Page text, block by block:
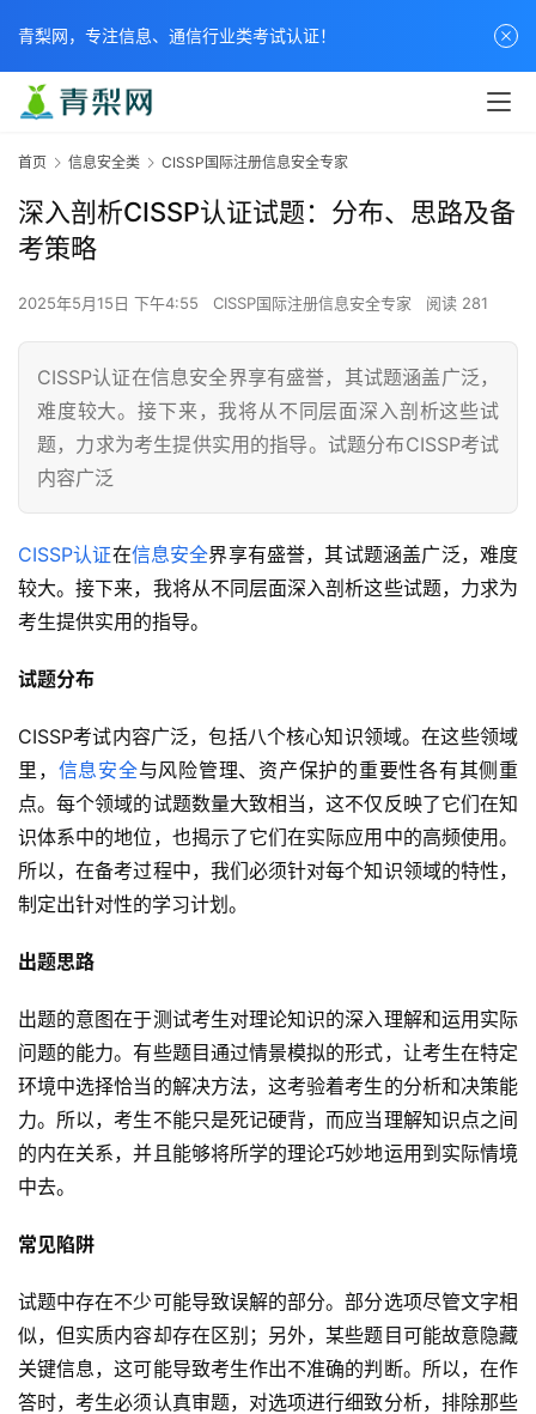
首页 信息安全类 CISSP国际注册信息安全专家
深入剖析CISSP认证试题：分布、思路及备
考策略
2025年5月15日 下午4:55 CISSP国际注册信息安全专家 阅读 281
CISSP认证在信息安全界享有盛誉，其试题涵盖广泛，
难度较大。接下来，我将从不同层面深入剖析这些试
题，力求为考生提供实用的指导。试题分布CISSP考试
内容广泛
CISSP认证在信息安全界享有盛誉，其试题涵盖广泛，难度
较大。接下来，我将从不同层面深入剖析这些试题，力求为
考生提供实用的指导。
试题分布
CISSP考试内容广泛，包括八个核心知识领域。在这些领域
里， 信息安全与风险管理、资产保护的重要性各有其侧重
点。每个领域的试题数量大致相当，这不仅反映了它们在知
识体系中的地位，也揭示了它们在实际应用中的高频使用。
所以，在备考过程中，我们必须针对每个知识领域的特性，
制定出针对性的学习计划。
出题思路
出题的意图在于测试考生对理论知识的深入理解和运用实际
问题的能力。有些题目通过情景模拟的形式，让考生在特定
环境中选择恰当的解决方法，这考验着考生的分析和决策能
力。所以，考生不能只是死记硬背，而应当理解知识点之间
的内在关系，并且能够将所学的理论巧妙地运用到实际情境
中去。
常见陷阱
试题中存在不少可能导致误解的部分。部分选项尽管文字相
似，但实质内容却存在区别；另外，某些题目可能故意隐藏
关键信息，这可能导致考生作出不准确的判断。所以，在作
答时，考生必须认真审题，对选项进行细致分析，排除那些
青梨网，专注信息、通信行业类考试认证！